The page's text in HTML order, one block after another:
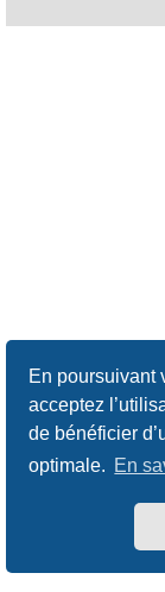
En poursuivant
acceptez
de bénéficier
optimale. En